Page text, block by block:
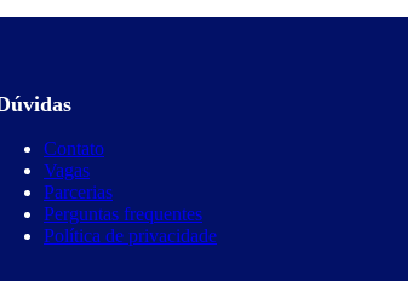
Contato
Vagas
Parcerias
Perguntas frequentes
Política de privacidade